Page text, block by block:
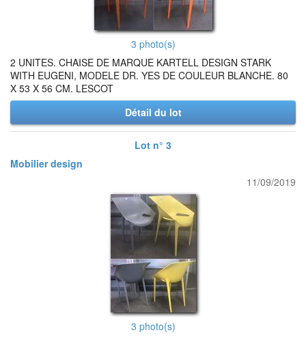
3 photo(s)
2 UNITES. CHAISE DE MARQUE KARTELL DESIGN STARK
WITH EUGENI, MODELE DR. YES DE COULEUR BLANCHE. 80
X 53 X 56 CM. LESCOT
Détail du lot
Lot n° 3
Mobilier design
11/09/2019
3 photo(s)